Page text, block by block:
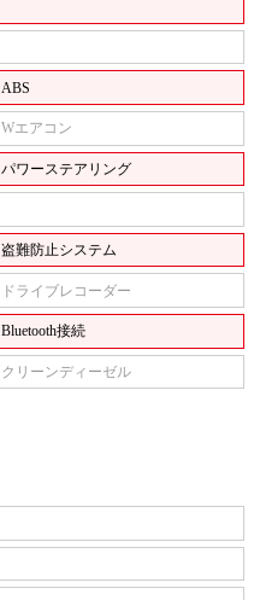
ABS
Wエアコン
パワーステアリング
盗難防止システム
ドライブレコーダー
Bluetooth接続
クリーンディーゼル